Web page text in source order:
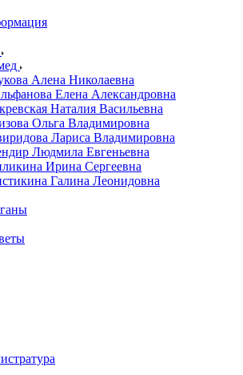
Алена Николаевна
Елена Александровна
Наталия Васильевна
Ольга Владимировна
Лариса Владимировна
Людмила Евгеньевна
Ирина Сергеевна
Галина Леонидовна